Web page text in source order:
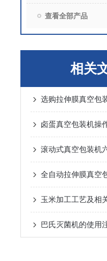
查看全部产品
相关
选购拉伸膜真空包
卤蛋真空包装机操
滚动式真空包装机
全自动拉伸膜真空
玉米加工工艺及相
巴氏灭菌机的使用